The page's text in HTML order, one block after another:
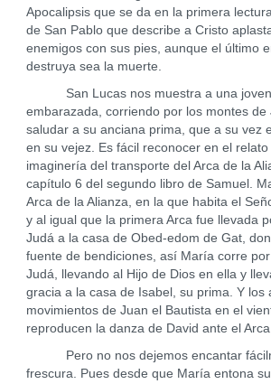
Apocalipsis que se da en la primera
de San Pablo que describe a Cristo
enemigos con sus pies, aunque el último
destruya sea la muerte.
San Lucas nos muestra a una joven
embarazada, corriendo por los montes de
saludar a su anciana prima, que a su vez
en su vejez. Es fácil reconocer en el
imaginería del transporte del Arca de la
capítulo 6 del segundo libro de Samuel.
Arca de la Alianza, en la que habita el
y al igual que la primera Arca fue llevada
Judá a la casa de Obed-edom de Gat,
fuente de bendiciones, así María corre
Judá, llevando al Hijo de Dios en ella y
gracia a la casa de Isabel, su prima. Y los
movimientos de Juan el Bautista en el
reproducen la danza de David ante el
Pero no nos dejemos encantar
frescura. Pues desde que María entona